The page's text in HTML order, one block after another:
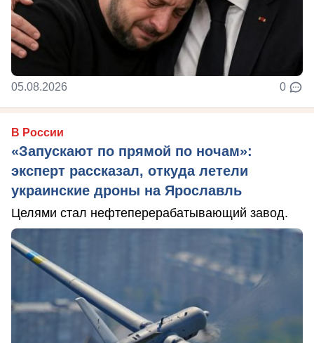
05.08.2026 0
В России
«Запускают по прямой по ночам»:
эксперт рассказал, откуда летели
украинские дроны на Ярославль
Целями стал нефтеперерабатывающий завод.